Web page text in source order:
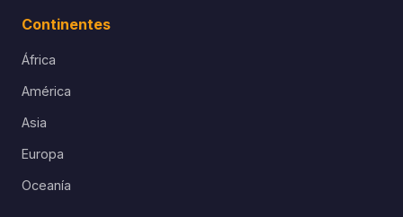
Continentes
África
América
Asia
Europa
Oceanía